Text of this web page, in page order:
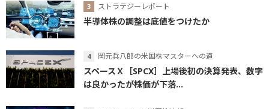
ストラテジーレポート
半導体株の調整は底値をつけたか
岡元兵八郎の米国株マスターへの道
スペースＸ［SPCX］上場後初の決算発表、数字
は良かったが株価が下落...